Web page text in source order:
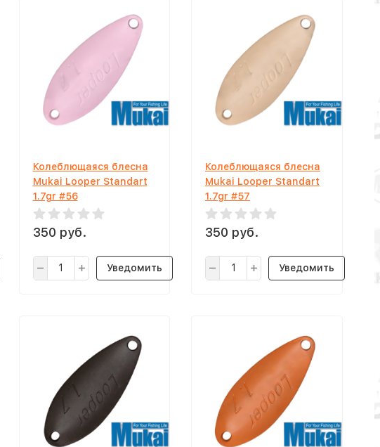
Колеблющаяся блесна
Mukai Looper Standart
1.7gr #56
350 руб.
Уведомить
Колеблющаяся блесна
Mukai Looper Standart
1.7gr #57
350 руб.
Уведомить